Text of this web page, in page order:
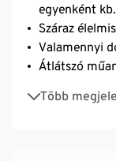
egyenként
Száraz
Valamennyi
Átlátszó
Több
BPA-mentes
Szilikon